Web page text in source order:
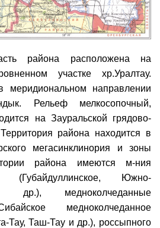
района расположена на
участке хр.Уралтау.
меридиональном направлении
Рельеф мелкосопочный,
на Зауральской грядово-
района находится в
мегасинклинория и зоны
района имеются м-ния
(Губайдуллинское, Южно-
др.), медноколчеданные
медноколчеданное
Тау, Таш-Тау и др.), россыпного